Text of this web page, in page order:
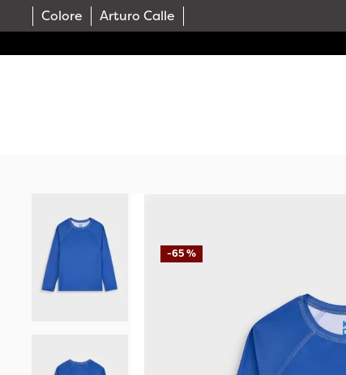
Colore Arturo Calle
-65 %